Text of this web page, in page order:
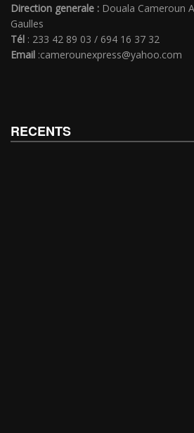
Direction generale : Douala Cameroun
Gaulles
Tél : 233 42 89 03 / 694 16 37 32
Email :camerounexpress@yahoo.com
RECENTS